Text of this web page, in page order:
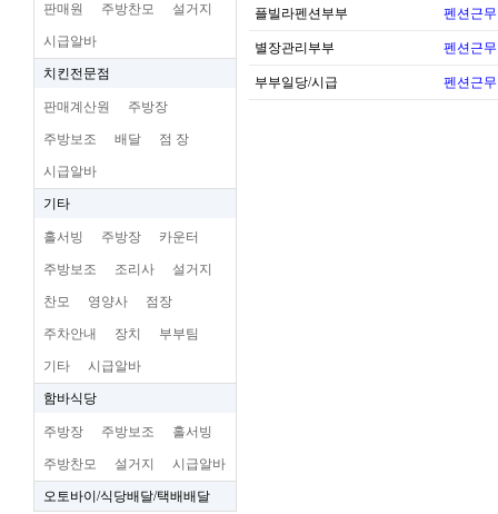
판매원 주방찬모 설거지
시급알바
치킨전문점
판매계산원 주방장
주방보조 배달 점 장
시급알바
기타
홀서빙 주방장 카운터
주방보조 조리사 설거지
찬모 영양사 점장
주차안내 장치 부부팀
기타 시급알바
함바식당
주방장 주방보조 홀서빙
주방찬모 설거지 시급알바
오토바이/식당배달/택배배달
플빌라펜션부부 펜션근
별장관리부부 펜션근
부부일당/시급 펜션근